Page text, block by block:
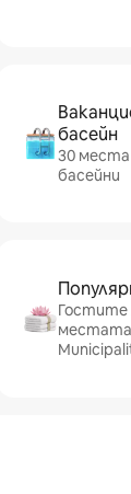
басейн
30 места
басейни
Гостите
местата